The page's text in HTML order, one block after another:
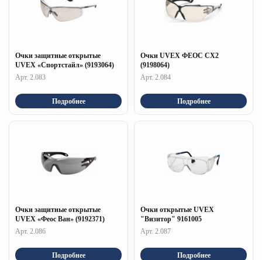
Очки защитные открытые
UVEX «Спортстайл» (9193064)
Арт. 2.083
Подробнее
Очки UVEX ФЕОС СХ2
(9198064)
Арт. 2.084
Подробнее
Очки защитные открытые
UVEX «Феос Ван» (9192371)
Арт. 2.086
Подробнее
Очки открытые UVEX
"Визитор" 9161005
Арт. 2.087
Подробнее